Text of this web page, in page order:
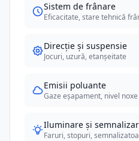
Sistem de frânare
Eficacitate, stare tehnică
Direcție și suspensie
Jocuri, uzură, etanșeitate
Emisii poluante
Gaze eșapament, nivel noxe
Iluminare și
Faruri, stopuri,